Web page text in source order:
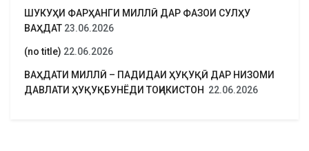
ШУКУҲИ ФАРҲАНГИ МИЛЛӢ ДАР ФАЗОИ СУЛҲУ
ВАҲДАТ 23.06.2026
(no title) 22.06.2026
ВАҲДАТИ МИЛЛӢ – ПАДИДАИ ҲУҚУҚӢ ДАР НИЗОМИ
ДАВЛАТИ ҲУҚУҚБУНЁДИ ТОҶИКИСТОН 22.06.2026